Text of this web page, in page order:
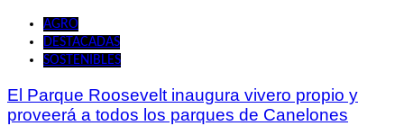
AGRO
DESTACADAS
SOSTENIBLES
El Parque Roosevelt inaugura vivero propio y
proveerá a todos los parques de Canelones